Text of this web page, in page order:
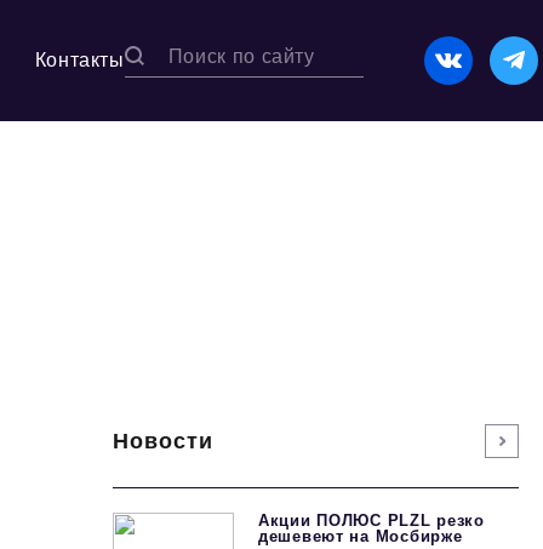
Контакты
Новости
Акции ПОЛЮС PLZL резко
дешевеют на Мосбирже